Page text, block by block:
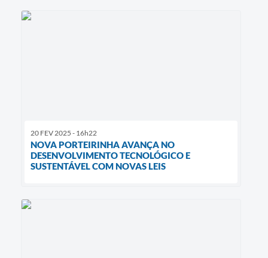
20 FEV 2025 - 16h22
NOVA PORTEIRINHA AVANÇA NO
DESENVOLVIMENTO TECNOLÓGICO E
SUSTENTÁVEL COM NOVAS LEIS